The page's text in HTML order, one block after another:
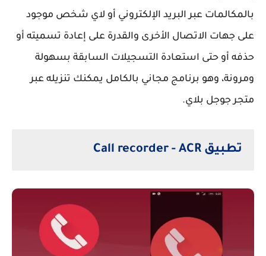
بالمكالمات عبر البريد الإلكتروني أو لاي شخص موجود
على جهات الاتصال الأخرى والقدرة على إعادة تسميته أو
حذفه أو حتى استعادة التسجيلات السابقة بسهولة
ومرونة، وهو برنامج مجاني بالكامل يمكنك تنزيله عبر
متجر جوجل بلاي.
تطبيق Call recorder - ACR